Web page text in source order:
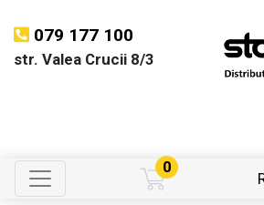
079 177 100
str. Valea Crucii 8/3
0